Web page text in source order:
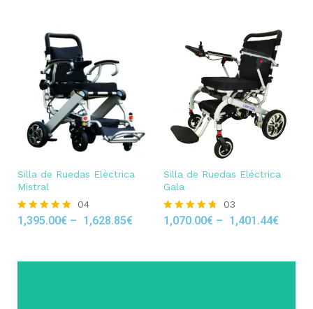
Silla de Ruedas Eléctrica
Mistral
Rated
04
1,395.00€ – 1,628.85€
Silla de Ruedas Eléctrica
Gala
Rated
03
1,070.00€ – 1,401.44€